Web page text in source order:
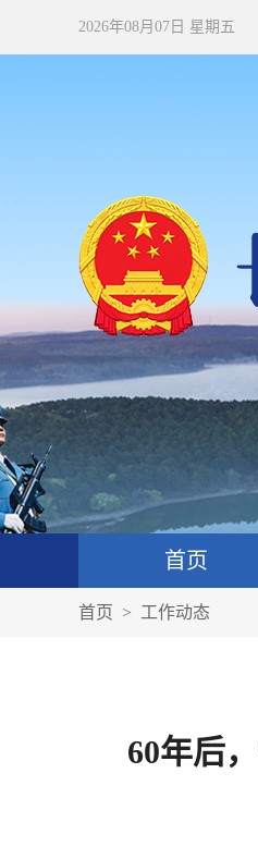
2026年08月07日 星期五
首页
首页 > 工作动态
60年后